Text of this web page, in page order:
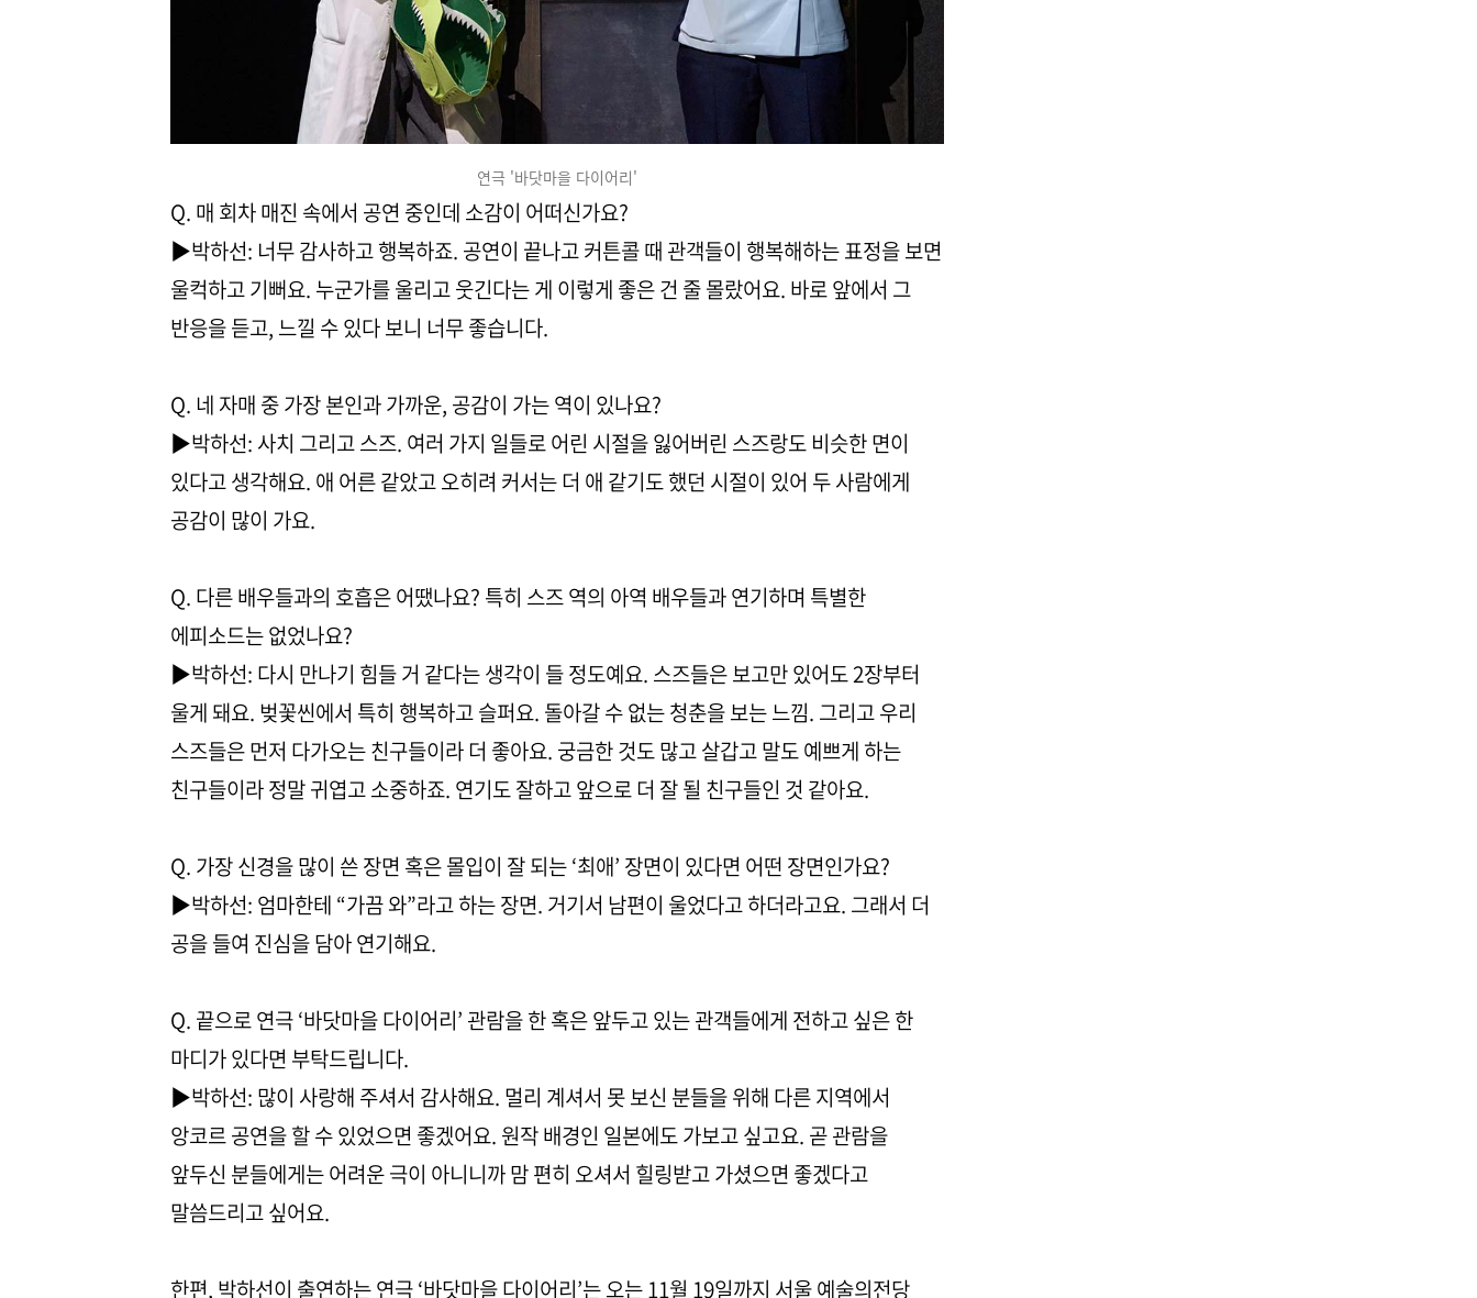
연극 '바닷마을 다이어리'
Q. 매 회차 매진 속에서 공연 중인데 소감이 어떠신가요?
▶박하선: 너무 감사하고 행복하죠. 공연이 끝나고 커튼콜 때 관객들이 행복해하는 표정을 보면
울컥하고 기뻐요. 누군가를 울리고 웃긴다는 게 이렇게 좋은 건 줄 몰랐어요. 바로 앞에서 그
반응을 듣고, 느낄 수 있다 보니 너무 좋습니다.
Q. 네 자매 중 가장 본인과 가까운, 공감이 가는 역이 있나요?
▶박하선: 사치 그리고 스즈. 여러 가지 일들로 어린 시절을 잃어버린 스즈랑도 비슷한 면이
있다고 생각해요. 애 어른 같았고 오히려 커서는 더 애 같기도 했던 시절이 있어 두 사람에게
공감이 많이 가요.
Q. 다른 배우들과의 호흡은 어땠나요? 특히 스즈 역의 아역 배우들과 연기하며 특별한
에피소드는 없었나요?
▶박하선: 다시 만나기 힘들 거 같다는 생각이 들 정도예요. 스즈들은 보고만 있어도 2장부터
울게 돼요. 벚꽃씬에서 특히 행복하고 슬퍼요. 돌아갈 수 없는 청춘을 보는 느낌. 그리고 우리
스즈들은 먼저 다가오는 친구들이라 더 좋아요. 궁금한 것도 많고 살갑고 말도 예쁘게 하는
친구들이라 정말 귀엽고 소중하죠. 연기도 잘하고 앞으로 더 잘 될 친구들인 것 같아요.
Q. 가장 신경을 많이 쓴 장면 혹은 몰입이 잘 되는 ‘최애’ 장면이 있다면 어떤 장면인가요?
▶박하선: 엄마한테 “가끔 와”라고 하는 장면. 거기서 남편이 울었다고 하더라고요. 그래서 더
공을 들여 진심을 담아 연기해요.
Q. 끝으로 연극 ‘바닷마을 다이어리’ 관람을 한 혹은 앞두고 있는 관객들에게 전하고 싶은 한
마디가 있다면 부탁드립니다.
▶박하선: 많이 사랑해 주셔서 감사해요. 멀리 계셔서 못 보신 분들을 위해 다른 지역에서
앙코르 공연을 할 수 있었으면 좋겠어요. 원작 배경인 일본에도 가보고 싶고요. 곧 관람을
앞두신 분들에게는 어려운 극이 아니니까 맘 편히 오셔서 힐링받고 가셨으면 좋겠다고
말씀드리고 싶어요.
한편, 박하선이 출연하는 연극 ‘바닷마을 다이어리’는 오는 11월 19일까지 서울 예술의전당